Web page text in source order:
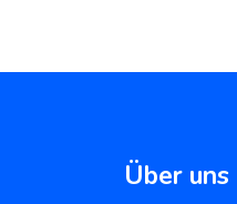
Über uns